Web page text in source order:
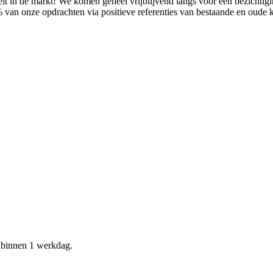
onze opdrachten via positieve referenties van bestaande en
1 werkdag.